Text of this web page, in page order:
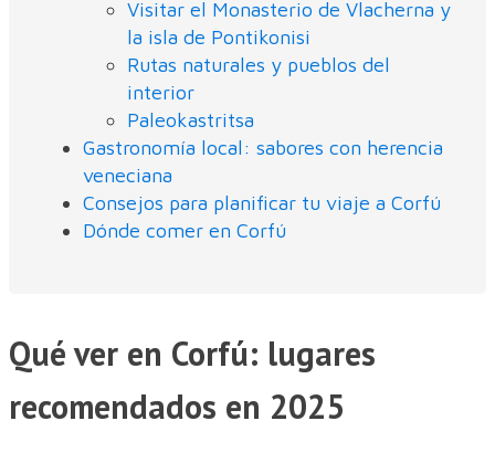
Visitar el Monasterio de Vlacherna y
la isla de Pontikonisi
Rutas naturales y pueblos del
interior
Paleokastritsa
Gastronomía local: sabores con herencia
veneciana
Consejos para planificar tu viaje a Corfú
Dónde comer en Corfú
Qué ver en Corfú: lugares
recomendados en 2025